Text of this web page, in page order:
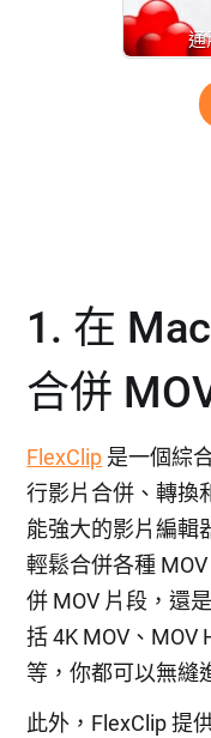
通
1. 在
合併
FlexClip 是一個綜
行影片合併、轉換
能強大的影片編輯
輕鬆合併各種
併 MOV 片段，還
括 4K MOV、MOV
等，你都可以無縫
此外，FlexClip 提